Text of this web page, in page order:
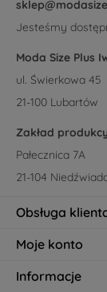
Jesteśmy
Moda Size Plus
ul. Świerkowa 45
21-100 Lubartów
Zakład
Pałecznica 7A
21-104
Obsługa
Moje konto
Informacje